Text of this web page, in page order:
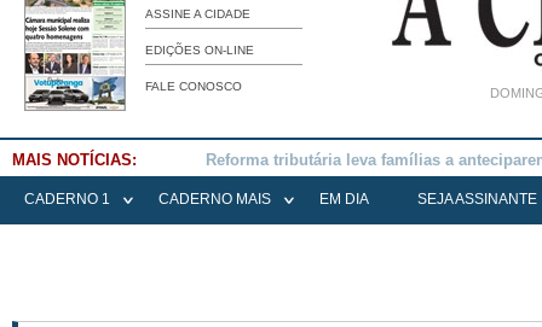
ASSINE A CIDADE
EDIÇÕES ON-LINE
FALE CONOSCO
MAIS NOTÍCIAS: Falece Elena Menoia Cesarin
CADERNO 1 CADERNO MAIS EM DIA SEJA ASSINANTE